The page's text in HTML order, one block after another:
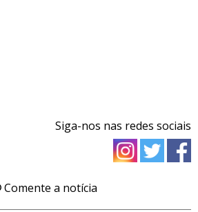
Siga-nos nas redes sociais
Comente a notícia